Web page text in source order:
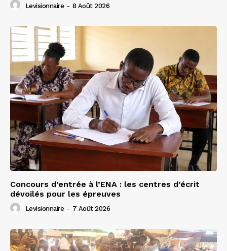
Levisionnaire - 8 Août 2026
Concours d’entrée à l’ENA : les centres d’écrit
dévoilés pour les épreuves
Levisionnaire - 7 Août 2026